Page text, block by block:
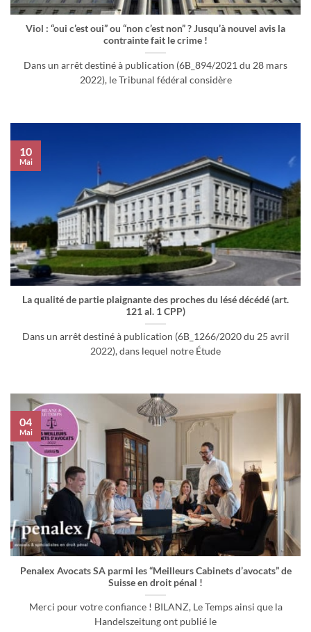
Viol : “oui c’est oui” ou “non c’est non” ? Jusqu’à nouvel avis la
contrainte fait le crime !
Dans un arrêt destiné à publication (6B_894/2021 du 28 mars
2022), le Tribunal fédéral considère
La qualité de partie plaignante des proches du lésé décédé (art.
121 al. 1 CPP)
Dans un arrêt destiné à publication (6B_1266/2020 du 25 avril
2022), dans lequel notre Étude
10
Mai
Penalex Avocats SA parmi les “Meilleurs Cabinets d’avocats” de
Suisse en droit pénal !
Merci pour votre confiance ! BILANZ, Le Temps ainsi que la
Handelszeitung ont publié le
04
Mai